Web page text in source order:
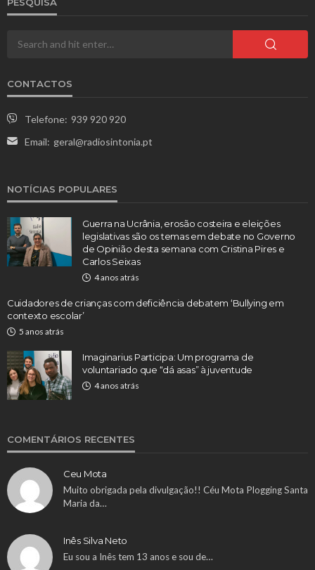
CONTACTOS
Telefone: 939 920 920
Email: geral@radiosintonia.pt
NOTÍCIAS POPULARES
Guerra na Ucrânia, erosão costeira e eleições
legislativas são os temas em debate no Governo
de Opinião desta semana com Cristina Pires e
Carlos Seixas
4 anos atrás
Cuidadores de crianças com deficiência debatem ‘Bullying em
contexto escolar’
5 anos atrás
Imaginarius Participa: Um programa de
voluntariado que “dá asas” à juventude
4 anos atrás
COMENTÁRIOS RECENTES
Ceu Mota
Muito obrigada pela divulgação!! Céu Mota Plogging Santa
Maria da…
Inês Silva Neto
Eu sou a Inês tem 13 anos e sou de…